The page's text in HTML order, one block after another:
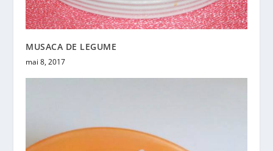
MUSACA DE LEGUME
mai 8, 2017